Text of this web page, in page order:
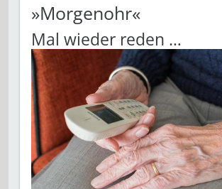
»Morgenohr«
Mal wieder reden …